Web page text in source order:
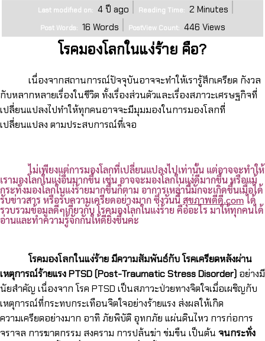
Last modified on: 4 ปี ago Reading Time: 2 Minutes
Post Words: 16 Words PostView Count: 446 Views
โรคมองโลกในแง่ร้าย คือ?
เนื่องจากสถานการณ์ปัจจุบันอาจจะทำให้เรารู้สึกเครียด กังวล
กับหลากหลายเรื่องในชีวิต ทั้งเรื่องส่วนตัวและเรื่องสภาวะเศรษฐกิจที่
เปลี่ยนแปลงไปทำให้ทุกคนอาจจะมีมุมมองในการมองโลกที่
เปลี่ยนแปลง ตามประสบการณ์ที่เจอ
ไม่เพียงแต่การมองโลกที่เปลี่ยนแปลงไปเท่านั้น แต่อาจจะทำให้
เรามองโลกในแง่อื่นมากขึ้น เช่น อาจจะมองโลกในแง่ดีมากขึ้น หรือแม้
กระทั่งมองโลกในแง่ร้ายมากขึ้นก็ตาม อาการเหล่านี้มักจะเกิดขึ้นเมื่อได้
รับข่าวสาร หรือรับความเครียดอย่างมาก ซึ่งวันนี้สุขภาพดีดี.comได้
รวบรวมข้อมูลดีๆเกี่ยวกับ โรคมองโลกในแง่ร้าย คืออะไร มาให้ทุกคนได้
อ่านและทำความรู้จักกันให้ดียิ่งขึ้นค่ะ
โรคมองโลกในแง่ร้าย มีความสัมพันธ์กับ โรคเครียดหลังผ่าน
เหตุการณ์ร้ายแรง PTSD (Post-Traumatic Stress Disorder) อย่างมี
นัยสำคัญ เนื่องจาก โรค PTSD เป็นสภาวะป่วยทางจิตใจเมื่อเผชิญกับ
เหตุการณ์ที่กระทบกระเทือนจิตใจอย่างร้ายแรง ส่งผลให้เกิด
ความเครียดอย่างมาก อาทิ ภัยพิบัติ อุทกภัย แผ่นดินไหว การก่อการ
จราจล การฆาตกรรม สงคราม การปล้นฆ่า ข่มขืน เป็นต้น จนกระทั่ง